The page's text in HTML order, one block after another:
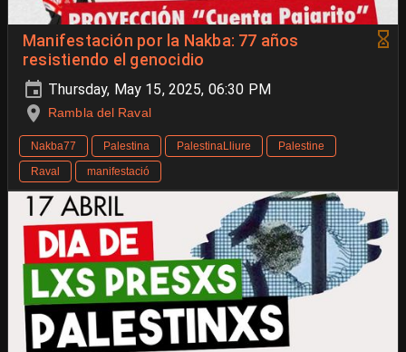
Manifestación por la Nakba: 77 años
resistiendo el genocidio
Thursday, May 15, 2025, 06:30 PM
Rambla del Raval
Nakba77 Palestina PalestinaLliure
Palestine
Raval
manifestació